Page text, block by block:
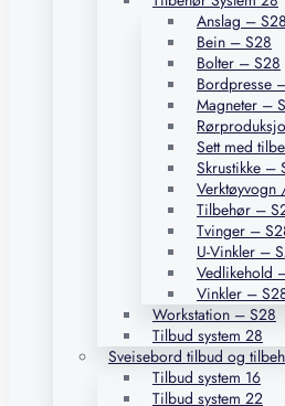
Anslag – S28
Bein – S28
Bolter – S28
Bordpresse
Magneter –
Sett med
Skrustikke –
Verktøyvogn
Tilbehør –
Tvinger –
U-Vinkler –
Vedlikehold
Vinkler –
Workstation – S28
Tilbud system 28
Sveisebord tilbud og
Tilbud system 16
Tilbud system 22